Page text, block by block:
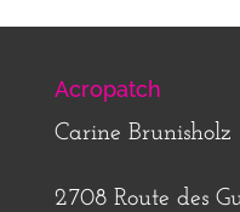
Acropatch
Carine Brunisholz
2708 Route des